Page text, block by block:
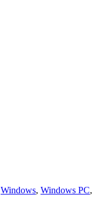
Windows, Windows PC,